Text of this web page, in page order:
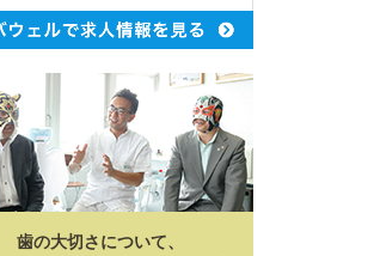
歯の大切さについて、